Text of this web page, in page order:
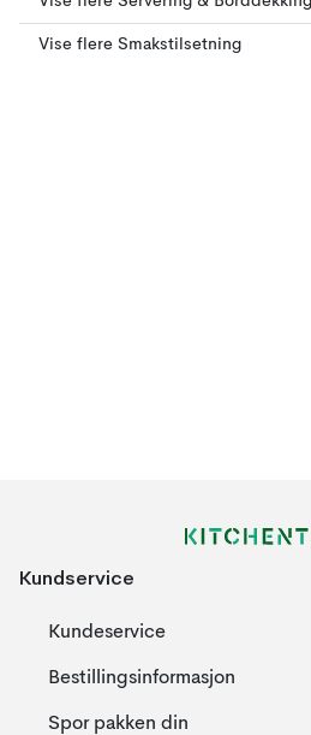
Vise flere Smakstilsetning
Kundservice
Kundeservice
Bestillingsinformasjon
Spor pakken din